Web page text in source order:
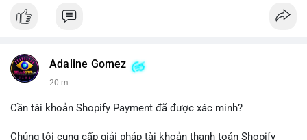
📱 WhatsApp: +1 (681) 549-2683
#telegram #telegramaccount
#sellssmm
Adaline Gomez
20 m
Cần tài khoản Shopify Payment đã được xác minh?
Chúng tôi cung cấp giải pháp tài khoản thanh toán Shopify